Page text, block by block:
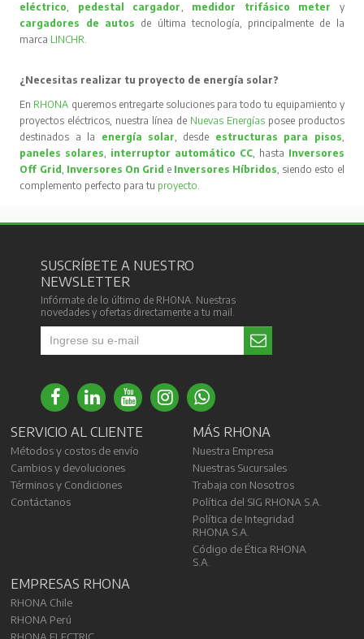
eléctrico, pedestal cargador, medidor trifásico meter
y
cargadores de autos de última tecnología, principalmente de la
marca LINCHR.
¿Necesitas realizar tu proyecto de energía solar?
En RHONA queremos entregarte soluciones para todo tu equipamiento y
proyectos eléctricos, nuestra línea de Nuevas Energíasposee productos
destinados a la energía solar, desde estructuras para pisos,
paneles solares, interruptor automático CC, hasta Inversores
Off Grid, Inversores On Grid e Inversores Híbridos, siendo esto el
complemento perfecto para tu proyecto.
SUSCRÍBETE A NUESTRO
NEWSLETTER
Infórmate de lo último de RHONA. Nuestras
novedades y ofertas directamente a tu mail.
SERVICIO AL CLIENTE
Métodos y costos de envío
Cambios y devoluciones
Términos y Condiciones
Contáctanos
MÁS RHONA
Nuestra Empresa
Nuestras Sucursales
Trabaja con Nosotros
Política del SIG RHONA S.A.
Política de Integridad
RHONA S.A.
Código de Ética RHONA
S.A.
EMPRESAS RHONA
RHONA Chile
RHONA Perú